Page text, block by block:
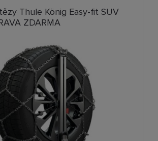
Thule König Easy-fit SUV
ZDARMA